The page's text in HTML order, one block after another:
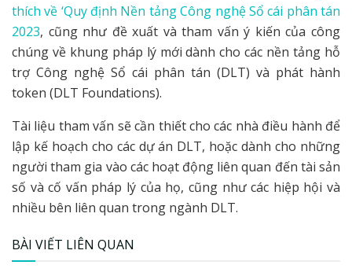
thích về ‘Quy định Nền tảng Công nghệ Sổ cái phân tán
2023, cũng như đề xuất và tham vấn ý kiến của công
chúng về khung pháp lý mới dành cho các nền tảng hỗ
trợ Công nghệ Sổ cái phân tán (DLT) và phát hành
token (DLT Foundations).
Tài liệu tham vấn sẽ cần thiết cho các nhà điều hành để
lập kế hoạch cho các dự án DLT, hoặc dành cho những
người tham gia vào các hoạt động liên quan đến tài sản
số và cố vấn pháp lý của họ, cũng như các hiệp hội và
nhiều bên liên quan trong ngành DLT.
BÀI VIẾT LIÊN QUAN